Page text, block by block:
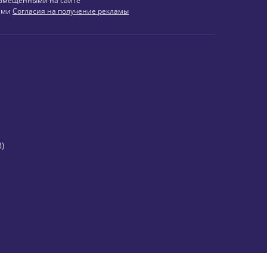
Согласия на получение рекламы